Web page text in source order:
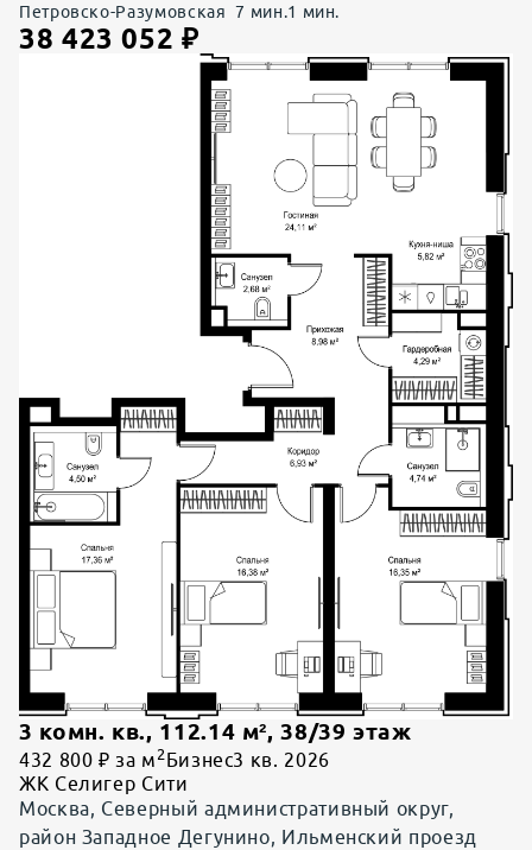
Петровско-Разумовская 7 мин.1 мин.
38 423 052 ₽
3 комн. кв., 112.14 м²,38/39 этаж
432 800 ₽ за м 2 Бизнес3 кв. 2026
ЖК Селигер Сити
Москва, Северный административный округ,
район Западное Дегунино, Ильменский проезд